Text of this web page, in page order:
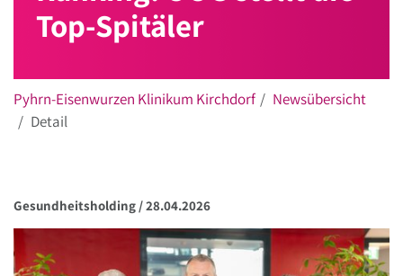
Top-Spitäler
Pyhrn-Eisenwurzen Klinikum Kirchdorf
Newsübersicht
Detail
Gesundheitsholding /28.04.2026